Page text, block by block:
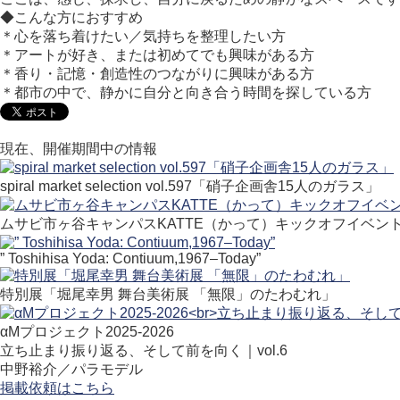
◆こんな方におすすめ
＊心を落ち着けたい／気持ちを整理したい方
＊アートが好き、または初めてでも興味がある方
＊香り・記憶・創造性のつながりに興味がある方
＊都市の中で、静かに自分と向き合う時間を探している方
現在、開催期間中の情報
spiral market selection vol.597「硝子企画舎15人のガラス」
ムサビ市ヶ谷キャンパスKATTE（かって）キックオフイベン
” Toshihisa Yoda: Contiuum,1967–Today”
特別展「堀尾幸男 舞台美術展 「無限」のたわむれ」
αMプロジェクト2025-2026
立ち止まり振り返る、そして前を向く｜vol.6
中野裕介／パラモデル
掲載依頼はこちら